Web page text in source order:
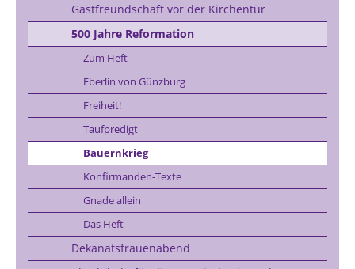
Gastfreundschaft vor der Kirchentür
500 Jahre Reformation
Zum Heft
Eberlin von Günzburg
Freiheit!
Taufpredigt
Bauernkrieg
Konfirmanden-Texte
Gnade allein
Das Heft
Dekanatsfrauenabend